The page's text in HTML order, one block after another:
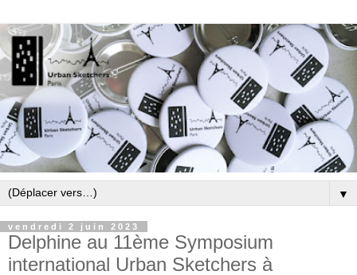
▼
vendredi 2 juin 2023
Delphine au 11ème Symposium
international Urban Sketchers à